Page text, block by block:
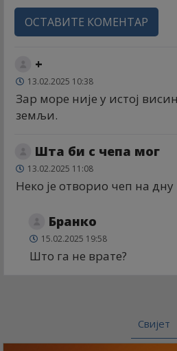
ОСТАВИТЕ КОМЕНТАР
+
13.02.2025 10:38
Зар море није у истој
земљи.
Шта би с чепа мог
13.02.2025 11:08
Неко је отворио чеп на
Бранко
15.02.2025 19:58
Што га не врате?
Свијет